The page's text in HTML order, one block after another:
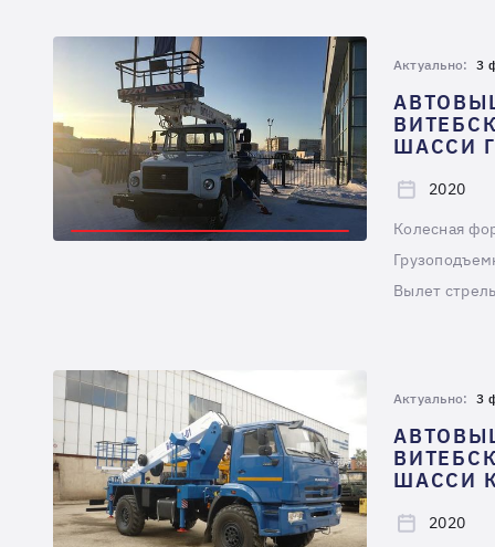
Актуально: 3
ШАССИ
2020
Колесная
Вылет
Актуально: 3
ШАССИ
2020